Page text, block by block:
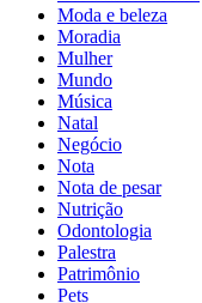
Moda e beleza
Moradia
Mulher
Mundo
Música
Natal
Negócio
Nota
Nota de pesar
Nutrição
Odontologia
Palestra
Patrimônio
Pets